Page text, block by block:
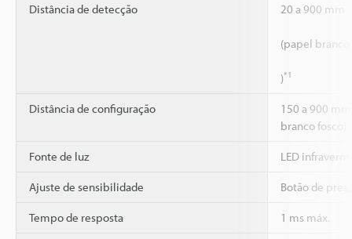
Distância de detecção 20 a 900 mm
(papel
)*1
Distância de configuração
150 a 900
branco fosco)
Fonte de luz LED
Ajuste de sensibilidade Botão de
Tempo de resposta 1 ms máx.